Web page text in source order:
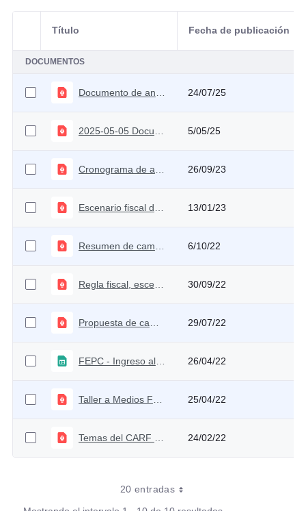
Selección del elemento
Título Fecha de publicación
DOCUMENTOS
24/07/25
5/05/25
26/09/23
13/01/23
6/10/22
30/09/22
29/07/22
FEPC - Ingreso al productor 26/04/22
25/04/22
24/02/22
20 entradas